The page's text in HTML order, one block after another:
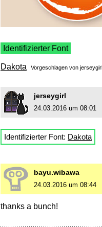
Identifizierter Font
Dakota Vorgeschlagen von jerseygirl
jerseygirl
24.03.2016 um 08:01
Identifizierter Font: Dakota
bayu.wibawa
24.03.2016 um 08:44
thanks a bunch!